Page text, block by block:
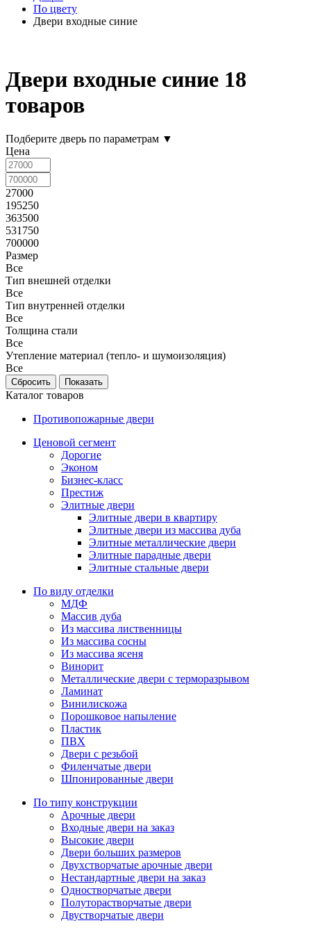
По цвету
Двери входные синие
Двери входные синие 18
товаров
Подберите дверь по параметрам ▼
Цена
27000
195250
363500
531750
700000
Размер
Все
Тип внешней отделки
Все
Тип внутренней отделки
Все
Толщина стали
Все
Утепление материал (тепло- и шумоизоляция)
Все
Каталог товаров
Противопожарные двери
Ценовой сегмент
Дорогие
Эконом
Бизнес-класс
Престиж
Элитные двери
Элитные двери в квартиру
Элитные двери из массива дуба
Элитные металлические двери
Элитные парадные двери
Элитные стальные двери
По виду отделки
МДФ
Массив дуба
Из массива лиственницы
Из массива сосны
Из массива ясеня
Винорит
Металлические двери с терморазрывом
Ламинат
Винилискожа
Порошковое напыление
Пластик
ПВХ
Двери с резьбой
Филенчатые двери
Шпонированные двери
По типу конструкции
Арочные двери
Входные двери на заказ
Высокие двери
Двери больших размеров
Двухстворчатые арочные двери
Нестандартные двери на заказ
Одностворчатые двери
Полуторастворчатые двери
Двустворчатые двери